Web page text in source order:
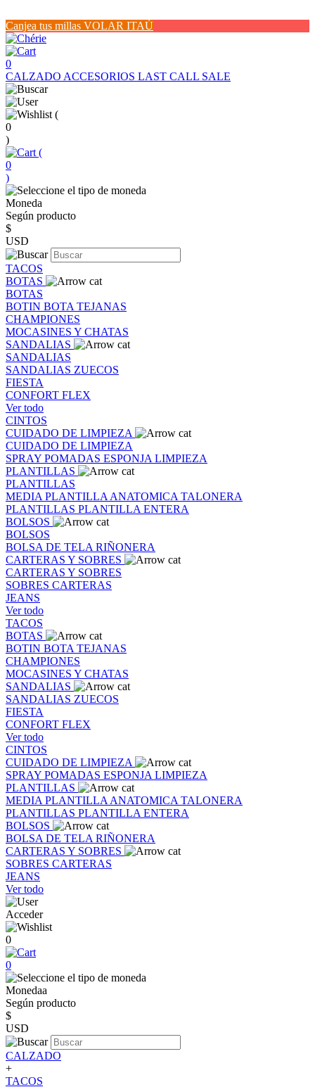
Canjea tus millas VOLAR ITAÚ
0
CALZADO ACCESORIOS LAST CALL SALE
(
0
)
(
0
)
Moneda
Según producto
$
USD
TACOS
BOTAS
BOTAS
BOTIN BOTA TEJANAS
CHAMPIONES
MOCASINES Y CHATAS
SANDALIAS
SANDALIAS
SANDALIAS ZUECOS
FIESTA
CONFORT FLEX
Ver todo
CINTOS
CUIDADO DE LIMPIEZA
CUIDADO DE LIMPIEZA
SPRAY POMADAS ESPONJA LIMPIEZA
PLANTILLAS
PLANTILLAS
MEDIA PLANTILLA ANATOMICA TALONERA
PLANTILLAS PLANTILLA ENTERA
BOLSOS
BOLSOS
BOLSA DE TELA RIÑONERA
CARTERAS Y SOBRES
CARTERAS Y SOBRES
SOBRES CARTERAS
JEANS
Ver todo
TACOS
BOTAS
BOTIN BOTA TEJANAS
CHAMPIONES
MOCASINES Y CHATAS
SANDALIAS
SANDALIAS ZUECOS
FIESTA
CONFORT FLEX
Ver todo
CINTOS
CUIDADO DE LIMPIEZA
SPRAY POMADAS ESPONJA LIMPIEZA
PLANTILLAS
MEDIA PLANTILLA ANATOMICA TALONERA
PLANTILLAS PLANTILLA ENTERA
BOLSOS
BOLSA DE TELA RIÑONERA
CARTERAS Y SOBRES
SOBRES CARTERAS
JEANS
Ver todo
Acceder
0
0
Monedaa
Según producto
$
USD
CALZADO
+
TACOS